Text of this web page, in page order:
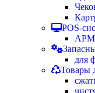
POS-
АРМ
для
Товары